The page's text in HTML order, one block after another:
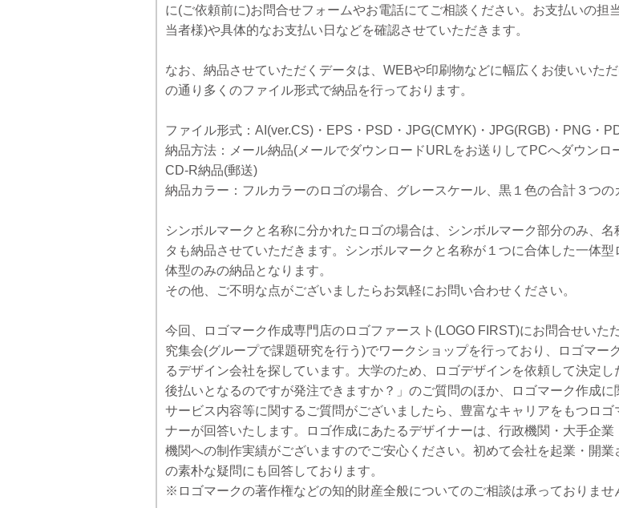
に(ご依頼前に)お問合せフォームやお電話にてご相談ください。お支払いの担
当者様)や具体的なお支払い日などを確認させていただきます。
なお、納品させていただくデータは、WEBや印刷物などに幅広くお使いいた
の通り多くのファイル形式で納品を行っております。
ファイル形式：AI(ver.CS)・EPS・PSD・JPG(CMYK)・JPG(RGB)・PNG・
納品方法：メール納品(メールでダウンロードURLをお送りしてPCへダウンロ
CD-R納品(郵送)
納品カラー：フルカラーのロゴの場合、グレースケール、黒１色の合計３つの
シンボルマークと名称に分かれたロゴの場合は、シンボルマーク部分のみ、名
タも納品させていただきます。シンボルマークと名称が１つに合体した一体型
体型のみの納品となります。
その他、ご不明な点がございましたらお気軽にお問い合わせください。
今回、ロゴマーク作成専門店のロゴファースト(LOGO FIRST)にお問合せいた
究集会(グループで課題研究を行う)でワークショップを行っており、ロゴマー
るデザイン会社を探しています。大学のため、ロゴデザインを依頼して決定し
後払いとなるのですが発注できますか？」のご質問のほか、ロゴマーク作成に
サービス内容等に関するご質問がございましたら、豊富なキャリアをもつロゴ
ナーが回答いたします。ロゴ作成にあたるデザイナーは、行政機関・大手企業
機関への制作実績がございますのでご安心ください。初めて会社を起業・開業
の素朴な疑問にも回答しております。
※ロゴマークの著作権などの知的財産全般についてのご相談は承っておりませ